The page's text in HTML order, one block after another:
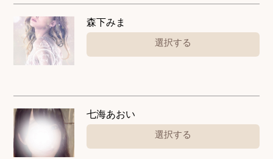
森下みま
選択する
七海あおい
選択する